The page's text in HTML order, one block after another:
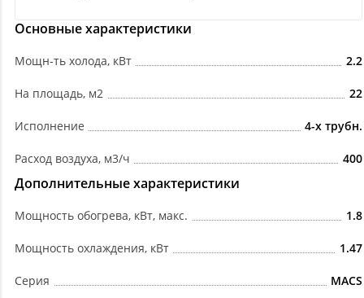
Основные характеристики
Мощн-ть холода, кВт 2.2
На площадь, м2 22
Исполнение 4-х трубн.
Расход воздуха, м3/ч 400
Дополнительные характеристики
Мощность обогрева, кВт, макс. 1.8
Мощность охлаждения, кВт 1.47
Серия MACS